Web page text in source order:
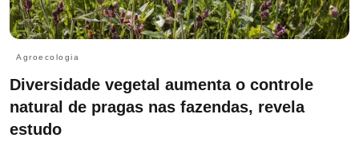
Agroecologia
Diversidade vegetal aumenta o controle
natural de pragas nas fazendas, revela
estudo